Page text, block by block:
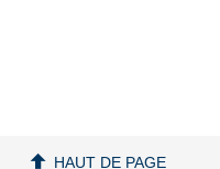
HAUT DE PAGE